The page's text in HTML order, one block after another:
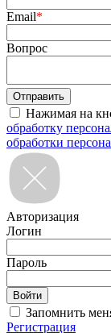
Email*
Вопрос
Нажимая на
обработку
обработки
Авторизация
Логин
Пароль
Запомнить
Регистрация